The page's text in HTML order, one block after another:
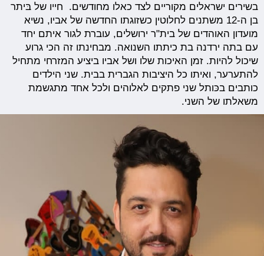
בשירים ישראלים מקוריים לצד כאלו מחודשים. חייו של בּיתר
בן ה-12 משתנים לחלוטין כשזוגתו החדשה של אביו, נשיא
מועדון האוהדים של בית"ר ירושלים, עוברת לגור איתם יחד
עם בתה ירדנה בת כיתתו השנואה. מבחינתו זה הכי גרוע
שיכול להיות. זמן האיכות שלו ושל אביו ביציע המזרחי מתחיל
להתערער, ואיתו כל היציבות הגברית בבית. שני הילדים
כותבים בכּותל שני פתקים לאלוהים ולכל אחד מתגשמת
משאלתו של השני.